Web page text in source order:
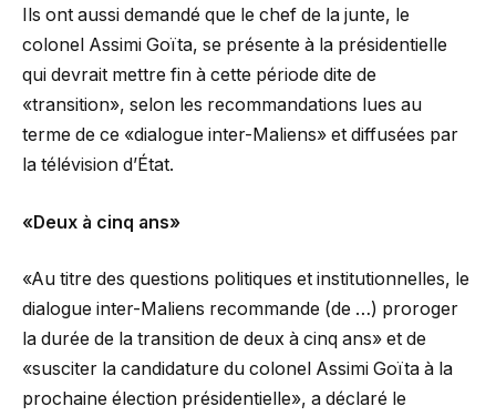
Ils ont aussi demandé que le chef de la junte, le
colonel Assimi Goïta, se présente à la présidentielle
qui devrait mettre fin à cette période dite de
«transition», selon les recommandations lues au
terme de ce «dialogue inter-Maliens» et diffusées par
la télévision d’État.
«Deux à cinq ans»
«Au titre des questions politiques et institutionnelles, le
dialogue inter-Maliens recommande (de …) proroger
la durée de la transition de deux à cinq ans» et de
«susciter la candidature du colonel Assimi Goïta à la
prochaine élection présidentielle», a déclaré le